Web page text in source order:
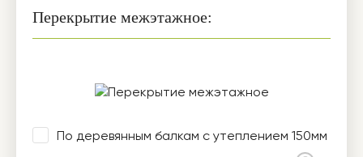
Перекрытие межэтажное:
По деревянным балкам с утеплением 150мм